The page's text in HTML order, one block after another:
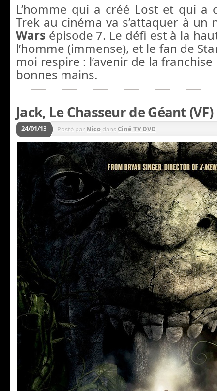
L’homme qui a créé Lost et qui a
Trek au cinéma va s’attaquer à
Wars épisode 7. Le défi est à la
l’homme (immense), et le fan de
moi respire : l’avenir de la
bonnes mains.
Jack, Le Chasseur de Géant (VF)
24/01/13 Posté par Nico dans Ciné TV DVD